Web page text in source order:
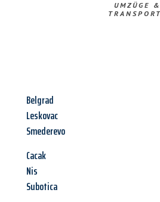
UMZÜGE &
Belgrad
Leskovac
Smederevo
Cacak
Nis
Subotica